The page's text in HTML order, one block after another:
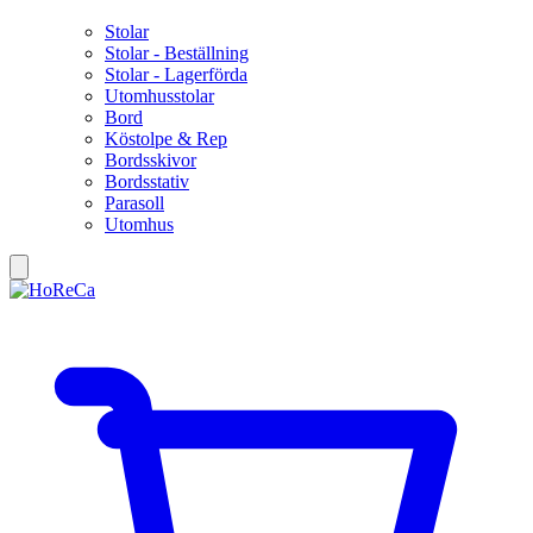
Stolar
Stolar - Beställning
Stolar - Lagerförda
Utomhusstolar
Bord
Köstolpe & Rep
Bordsskivor
Bordsstativ
Parasoll
Utomhus